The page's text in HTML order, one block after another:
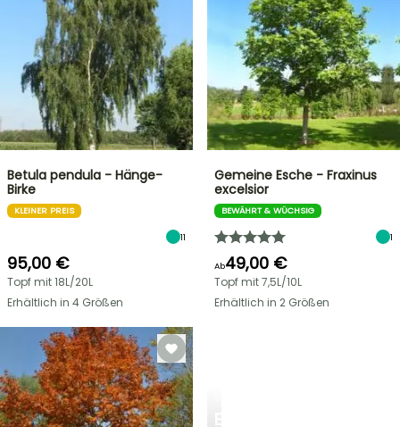
Betula pendula - Hänge-
Birke
KLEINER PREIS
11
95,00 €
Topf mit 18L/20L
Erhältlich in 4 Größen
Gemeine Esche - Fraxinus
excelsior
BEWÄHRT & WÜCHSIG
1
Ab49,00 €
Topf mit 7,5L/10L
Erhältlich in 2 Größen